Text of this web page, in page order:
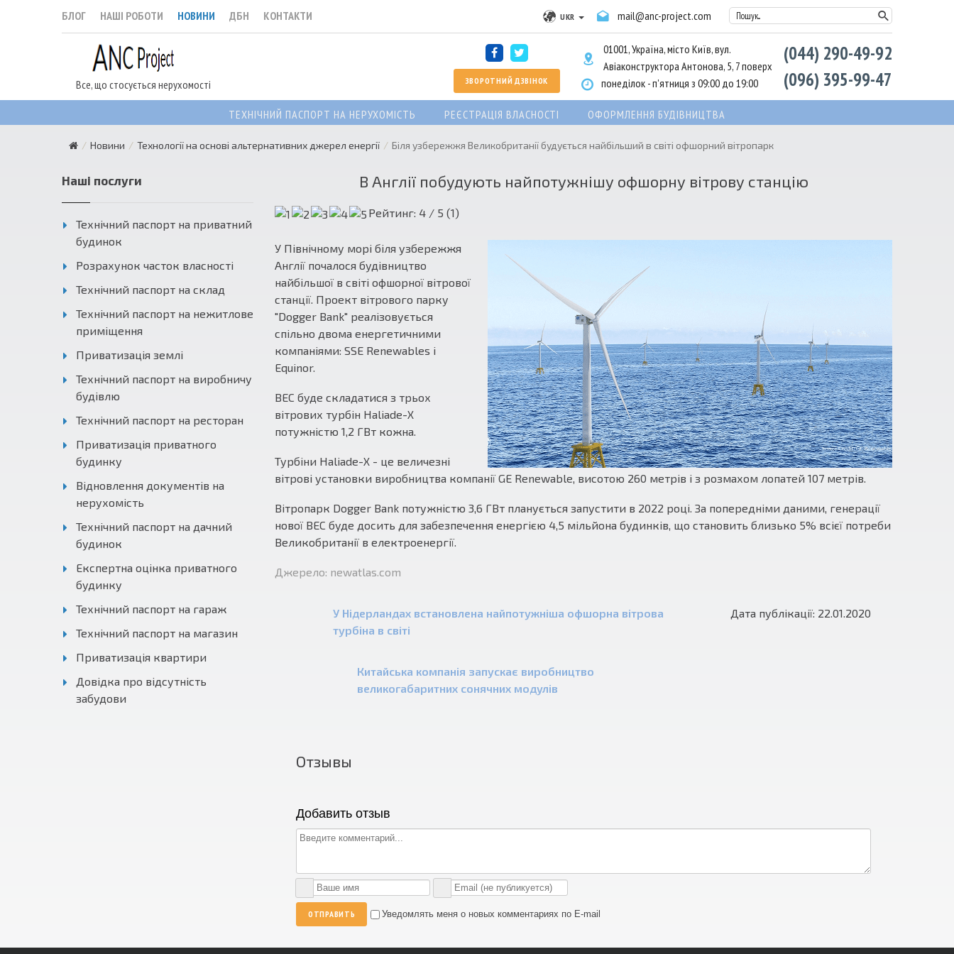
БЛОГ НАШІ РОБОТИ НОВИНИ ДБН КОНТАКТИ Пошук...
mail@anc-project.com
UKR
Все, що стосується нерухомості ЗВОРОТНИЙ ДЗВІНОК
01001, Україна, місто Київ, вул.
Авіаконструктора Антонова, 5, 7 поверх
понеділок - п'ятниця з 09:00 до 19:00
(044) 290-49-92
(096) 395-99-47
ТЕХНІЧНИЙ ПАСПОРТ НА НЕРУХОМІСТЬ РЕЄСТРАЦІЯ ВЛАСНОСТІ ОФОРМЛЕННЯ БУДІВНИЦТВА
Новини Технології на основі альтернативних джерел енергії Біля узбережжя Великобританії будується найбільший в світі офшорний вітропарк
В Англії побудують найпотужнішу офшорну вітрову станцію
Рейтинг: 4 / 5 (1)
У Північному морі біля узбережжя
Англії почалося будівництво
найбільшої в світі офшорної вітрової
станції. Проект вітрового парку
"Dogger Bank" реалізовується
спільно двома енергетичними
компаніями: SSE Renewables і
Equinor.
ВЕС буде складатися з трьох
вітрових турбін Haliade-X
потужністю 1,2 ГВт кожна.
Турбіни Haliade-X - це величезні
вітрові установки виробництва компанії GE Renewable, висотою 260 метрів і з розмахом лопатей 107 метрів.
Вітропарк Dogger Bank потужністю 3,6 ГВт планується запустити в 2022 році. За попередніми даними, генерації
нової ВЕС буде досить для забезпечення енергією 4,5 мільйона будинків, що становить близько 5% всієї потреби
Великобританії в електроенергії.
Джерело: newatlas.com
У Нідерландах встановлена найпотужніша офшорна вітрова
турбіна в світі
Китайська компанія запускає виробництво
великогабаритних сонячних модулів
Дата публікації: 22.01.2020
Отзывы
Добавить отзыв
ОТПРАВИТЬ Уведомлять меня о новых комментариях по E-mail
Наші послуги
Технічний паспорт на приватний
будинок
Розрахунок часток власності
Технічний паспорт на склад
Технічний паспорт на нежитлове
приміщення
Приватизація землі
Технічний паспорт на виробничу
будівлю
Технічний паспорт на ресторан
Приватизація приватного
будинку
Відновлення документів на
нерухомість
Технічний паспорт на дачний
будинок
Експертна оцінка приватного
будинку
Технічний паспорт на гараж
Технічний паспорт на магазин
Приватизація квартири
Довідка про відсутність
забудови